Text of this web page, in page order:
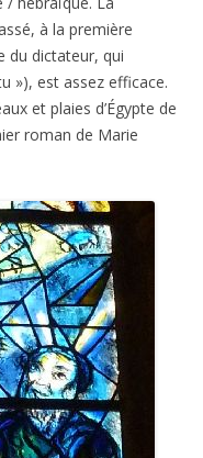
à la première
du dictateur, qui
»), est assez efficace.
et plaies d’Égypte de
roman de Marie